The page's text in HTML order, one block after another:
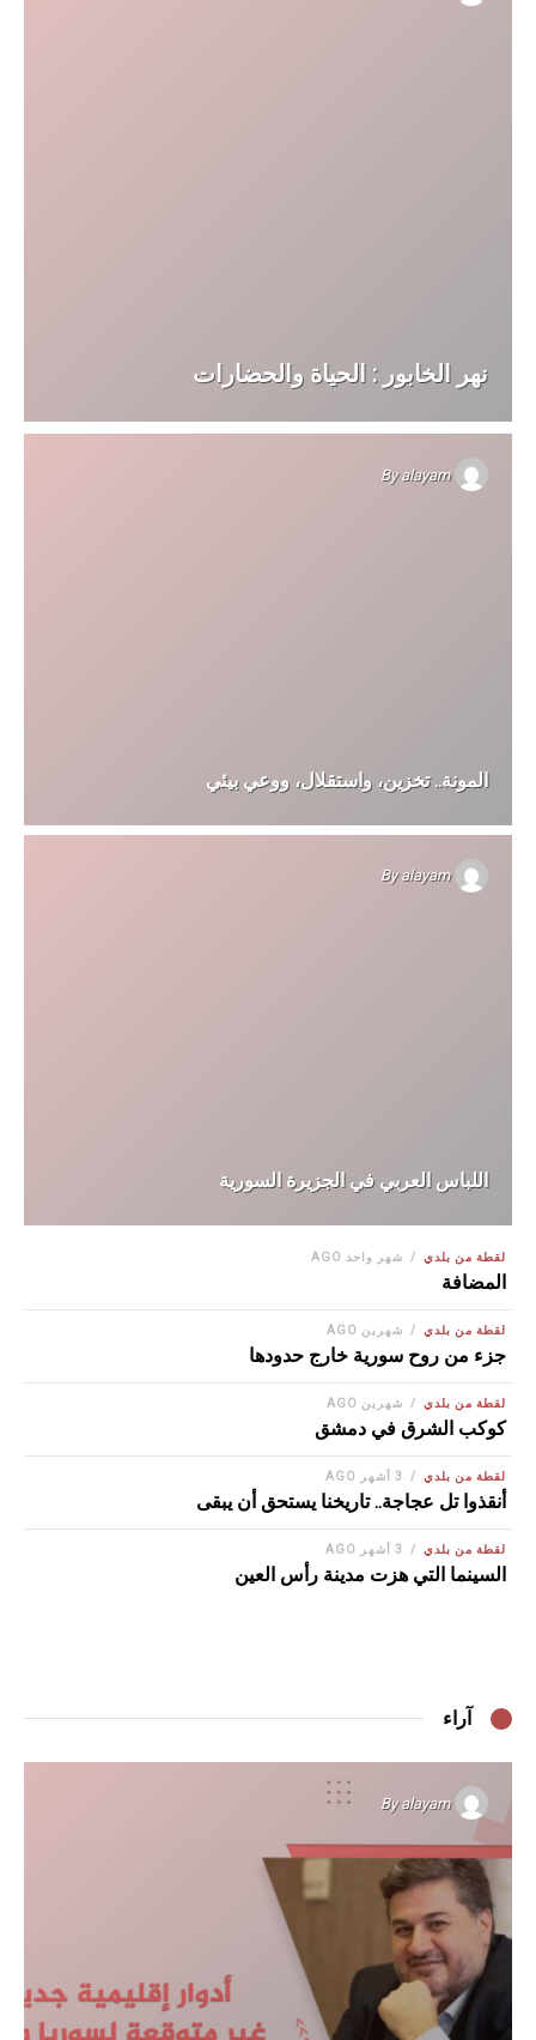
نهر الخابور : الحياة والحضارات
Byalayam
المونة.. تخزين، واستقلال، ووعي بيئي
Byalayam
اللباس العربي في الجزيرة السورية
لقطة من بلدي شهر واحد AGO
المضافة
لقطة من بلدي شهرين AGO
جزء من روح سورية خارج حدودها
لقطة من بلدي شهرين AGO
كوكب الشرق في دمشق
لقطة من بلدي
أنقذوا تل عجاجة.. تاريخنا يستحق أن يبقى
لقطة من بلدي
السينما التي هزت مدينة رأس العين
آراء
Byalayam